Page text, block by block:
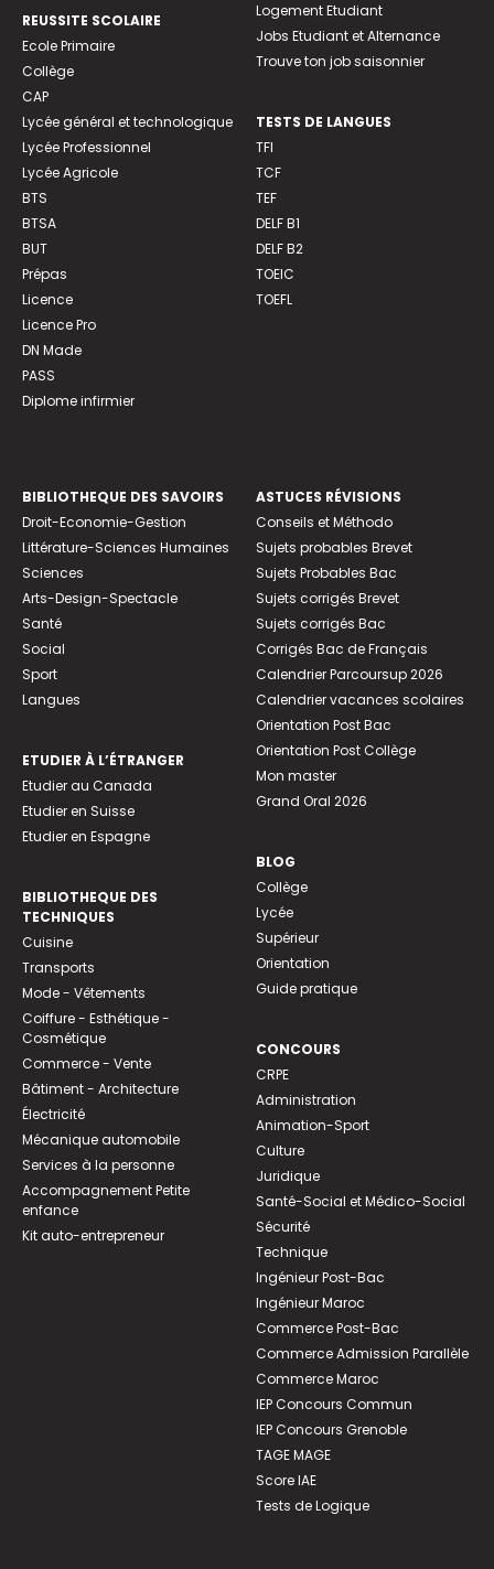
REUSSITE SCOLAIRE
Ecole Primaire
Collège
CAP
Lycée général et technologique
Lycée Professionnel
Lycée Agricole
BTS
BTSA
BUT
Prépas
Licence
Licence Pro
DN Made
PASS
Diplome infirmier
Logement Etudiant
Jobs Etudiant et Alternance
Trouve ton job saisonnier
TESTS DE LANGUES
TFI
TCF
TEF
DELF B1
DELF B2
TOEIC
TOEFL
BIBLIOTHEQUE DES SAVOIRS
Droit-Economie-Gestion
Littérature-Sciences Humaines
Sciences
Arts-Design-Spectacle
Santé
Social
Sport
Langues
ETUDIER À L’ÉTRANGER
Etudier au Canada
Etudier en Suisse
Etudier en Espagne
BIBLIOTHEQUE DES
TECHNIQUES
Cuisine
Transports
Mode - Vêtements
Coiffure - Esthétique -
Cosmétique
Commerce - Vente
Bâtiment - Architecture
Électricité
Mécanique automobile
Services à la personne
Accompagnement Petite
enfance
Kit auto-entrepreneur
ASTUCES RÉVISIONS
Conseils et Méthodo
Sujets probables Brevet
Sujets Probables Bac
Sujets corrigés Brevet
Sujets corrigés Bac
Corrigés Bac de Français
Calendrier Parcoursup 2026
Calendrier vacances scolaires
Orientation Post Bac
Orientation Post Collège
Mon master
Grand Oral 2026
BLOG
Collège
Lycée
Supérieur
Orientation
Guide pratique
CONCOURS
CRPE
Administration
Animation-Sport
Culture
Juridique
Santé-Social et Médico-Social
Sécurité
Technique
Ingénieur Post-Bac
Ingénieur Maroc
Commerce Post-Bac
Commerce Admission Parallèle
Commerce Maroc
IEP Concours Commun
IEP Concours Grenoble
TAGE MAGE
Score IAE
Tests de Logique